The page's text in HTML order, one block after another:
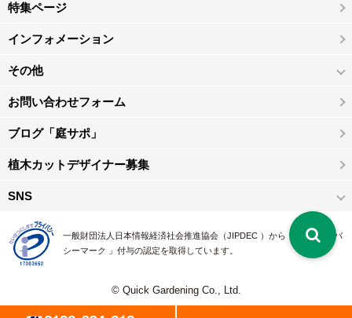
特集ページ
インフォメーション
その他
お問い合わせフォーム
ブログ「庭サポ」
植木カットデザイナー募集
SNS
一般財団法人日本情報経済社会推進協会（JIPDEC ）から 、「 プライバ
シーマーク 」付与の認定を取得しています。
© Quick Gardening Co., Ltd.